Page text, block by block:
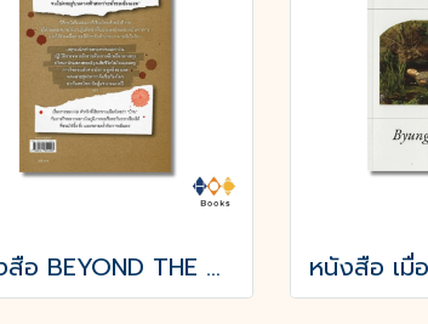
หนังสือ BEYOND THE BADGE เปิดแฟ้มคดีลับ?FBI THAILAND